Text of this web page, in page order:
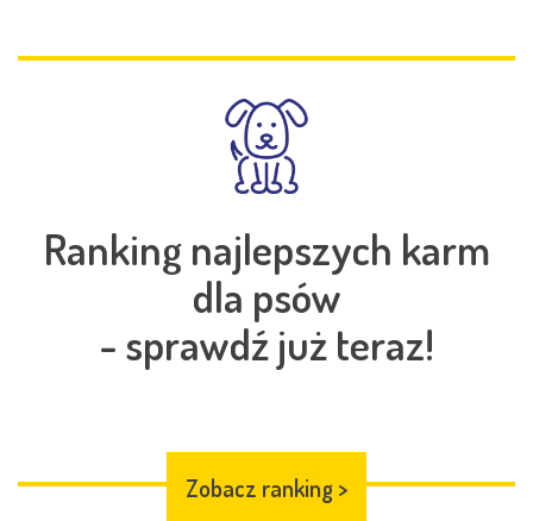
Ranking najlepszych karm
dla psów
- sprawdź już teraz!
Zobacz ranking >